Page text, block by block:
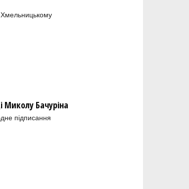
Бачуріна
підписання